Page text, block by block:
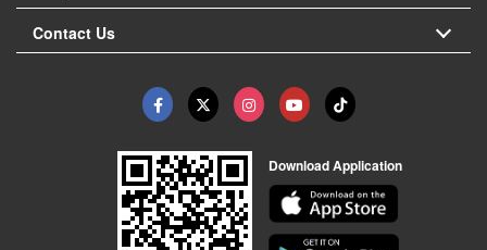
Contact Us
Download Application